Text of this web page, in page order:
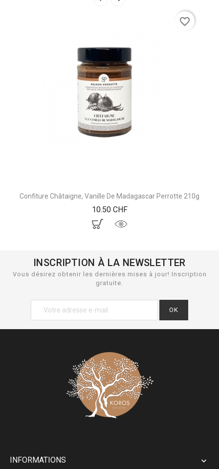
Confiture Châtaigne, Vanille De Madagascar Perrotte 210g
10.50 CHFPrix
favorite_border
INSCRIPTION À LA NEWSLETTER
Vous désirez obtenir les dernières mises à jour! Inscription
gratuite.
INFORMATIONS 